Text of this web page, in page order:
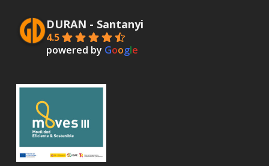
DURAN - Santanyi
4.5
powered by Google